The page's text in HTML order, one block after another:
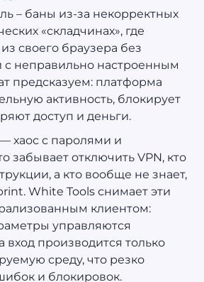
– баны из-за некорректных
«складчинах», где
своего браузера без
с неправильно настроенным
предсказуем: платформа
активность, блокирует
доступ и деньги.
хаос с паролями и
забывает отключить VPN, кто
а кто вообще не знает,
White Tools снимает эти
клиентом:
управляются
вход производится только
среду, что резко
и блокировок.